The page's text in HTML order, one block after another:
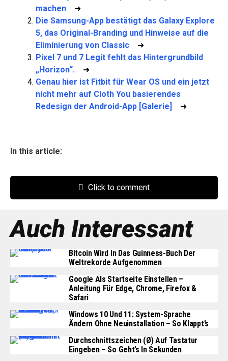
machen ➜
Die Samsung-App bestätigt das Galaxy Explore
5, das Original-Branding und Hinweise auf die
Eliminierung von Classic ➜
Pixel 7 und 7 Legit fehlt das Hintergrundbild
„Horizon“. ➜
Genau hier ist Fitbit für Wear OS und ein jetzt
nicht mehr auf Cloth You basierendes
Redesign der Android-App [Galerie]
➜
In this article:
Click to comment
Auch Interessant
Bitcoin Wird In Das Guinness-Buch Der
Weltrekorde Aufgenommen
Google Als Startseite Einstellen –
Anleitung Für Edge, Chrome, Firefox &
Safari
Windows 10 Und 11: System-Sprache
Ändern Ohne Neuinstallation – So Klappt’s
Durchschnittszeichen (Ø) Auf Tastatur
Eingeben – So Geht’s In Sekunden